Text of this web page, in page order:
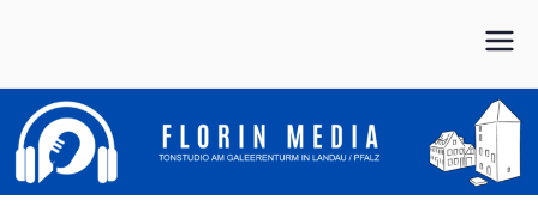
springen
FLORIN MEDIA
Von Anfang bis Ende dein Partner im Musikbusiness